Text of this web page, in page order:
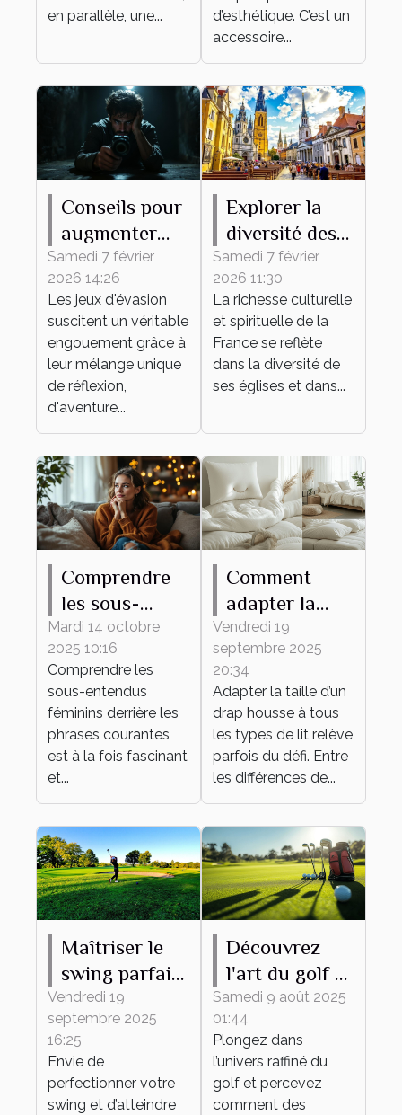
figurines ?
en parallèle, une...
d’esthétique. C’est un
accessoire...
Conseils pour
augmenter
vos chances
de succès
dans un jeu
d'évasion
Samedi 7 février
2026 14:26
Les jeux d'évasion
suscitent un véritable
engouement grâce à
leur mélange unique
de réflexion,
d'aventure...
Explorer la
diversité des
églises
françaises à
travers leurs
messes
Samedi 7 février
2026 11:30
La richesse culturelle
et spirituelle de la
France se reflète
dans la diversité de
ses églises et dans...
Comprendre
les sous-
entendus
féminins
derrière les
phrases
courantes
Mardi 14 octobre
2025 10:16
Comprendre les
sous-entendus
féminins derrière les
phrases courantes
est à la fois fascinant
et...
Comment
adapter la
taille de votre
drap housse à
tout type de
lit ?
Vendredi 19
septembre 2025
20:34
Adapter la taille d’un
drap housse à tous
les types de lit relève
parfois du défi. Entre
les différences de...
Maîtriser le
swing parfait :
conseils et
techniques
Vendredi 19
septembre 2025
16:25
Envie de
perfectionner votre
swing et d’atteindre
Découvrez
l'art du golf à
travers des
équipements
de haute
qualité
Samedi 9 août 2025
01:44
Plongez dans
l’univers raffiné du
golf et percevez
comment des